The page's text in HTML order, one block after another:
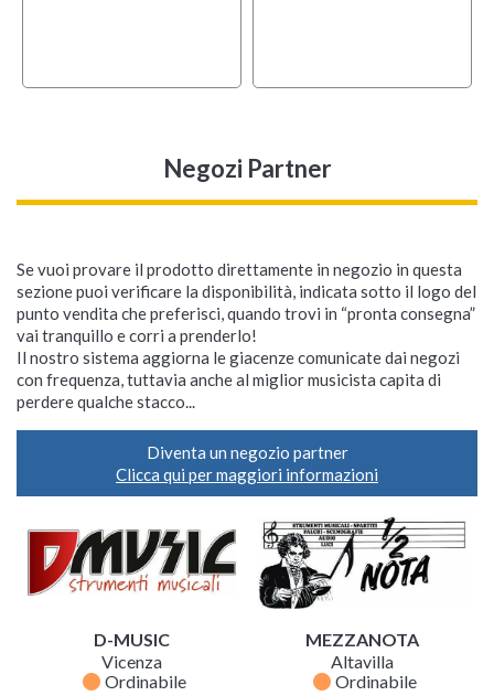
Negozi Partner
Se vuoi provare il prodotto direttamente in negozio in questa
sezione puoi verificare la disponibilità, indicata sotto il logo del
punto vendita che preferisci, quando trovi in “pronta consegna”
vai tranquillo e corri a prenderlo!
Il nostro sistema aggiorna le giacenze comunicate dai negozi
con frequenza, tuttavia anche al miglior musicista capita di
perdere qualche stacco...
Diventa un negozio partner
Clicca qui per maggiori informazioni
D-MUSIC
Vicenza
fiber_manual_record Ordinabile
MEZZANOTA
Altavilla
fiber_manual_record Ordinabile